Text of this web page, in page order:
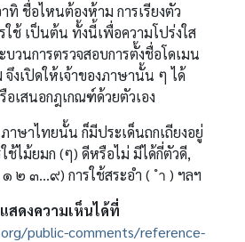
ทิ ชื่อไหนต้องห้าม การเรียงตัว
ช้ เป็นต้น ทั้งนี้เพื่อความโปร่งใส
บวนการตรวจสอบการตั้งชื่อโดเมน
งเปิดให้เจ้าของภาษานั้น ๆ ได้
เสนอกฎเกณฑ์ด้วยตัวเอง
าษาไทยนั้น ก็มีประเด็นถกเถียงอยู่
ช้ไม้ยมก (ๆ) ดีหรือไม่ มีได้กี่ตัวดี,
๑ ๒ ๓…๙) การใช้สระอำ ( ำ ) ฯลฯ
สดงความเห็นได้ที่
public-comments/reference-